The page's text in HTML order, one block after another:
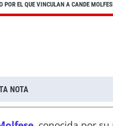
POR EL QUE VINCULAN A CANDE
NOTA